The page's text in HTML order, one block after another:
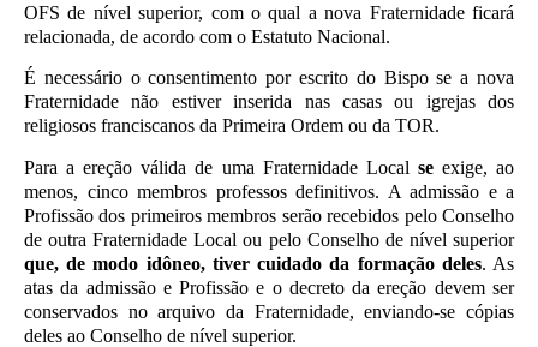
OFS de nível superior, com o qual a nova Fraternidade ficará
relacionada, de acordo com o Estatuto Nacional.
É necessário o consentimento por escrito do Bispo se a nova
Fraternidade não estiver inserida nas casas ou igrejas dos
religiosos franciscanos da Primeira Ordem ou da TOR.
Para a ereção válida de uma Fraternidade Local se exige, ao
menos, cinco membros professos definitivos. A admissão e a
Profissão dos primeiros membros serão recebidos pelo Conselho
de outra Fraternidade Local ou pelo Conselho de nível superior
que, de modo idôneo, tiver cuidado da formação deles. As
atas da admissão e Profissão e o decreto da ereção devem ser
conservados no arquivo da Fraternidade, enviando-se cópias
deles ao Conselho de nível superior.